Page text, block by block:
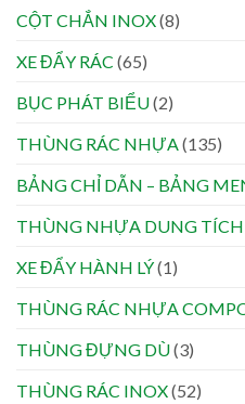
CỘT CHẮN INOX(8)
XE ĐẨY RÁC (65)
BỤC PHÁT BIỂU(2)
THÙNG RÁC NHỰA(135)
BẢNG CHỈ DẪN – BẢNG
THÙNG NHỰA DUNG
XE ĐẨY HÀNH LÝ(1)
THÙNG RÁC NHỰA
THÙNG ĐỰNG DÙ(3)
THÙNG RÁC INOX(52)